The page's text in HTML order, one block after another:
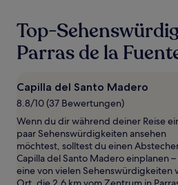
24 Stunden
einen
Aufenthalt
1 Übernachtung
2 Erwachsenen
gefunden
wurde.
Preise
und
Verfügbarkeiten
können
Top-
Parras de la
Capilla del Santo Madero
8.8/10 (37 Bewertungen)
Wenn du dir während deiner Reise
paar Sehenswürdigkeiten ansehen
möchtest, solltest du einen
Capilla del Santo Madero einplanen
eine von vielen Sehenswürdigkeiten